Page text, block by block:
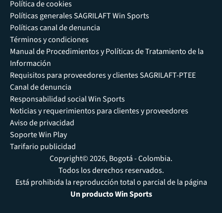
Política de cookies
Políticas generales SAGRILAFT Win Sports
Políticas canal de denuncia
Términos y condiciones
Manual de Procedimientos y Políticas de Tratamiento de la
Información
Requisitos para proveedores y clientes SAGRILAFT-PTEE
Canal de denuncia
Responsabilidad social Win Sports
Noticias y requerimientos para clientes y proveedores
Aviso de privacidad
Soporte Win Play
Tarifario publicidad
Copyright© 2026, Bogotá - Colombia.
Todos los derechos reservados.
Está prohibida la reproducción total o parcial de la página
Un producto Win Sports